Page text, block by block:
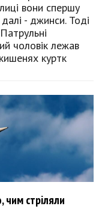
вони спершу
- джинси. Тоді
чоловік лежав
куртк
чим стріляли